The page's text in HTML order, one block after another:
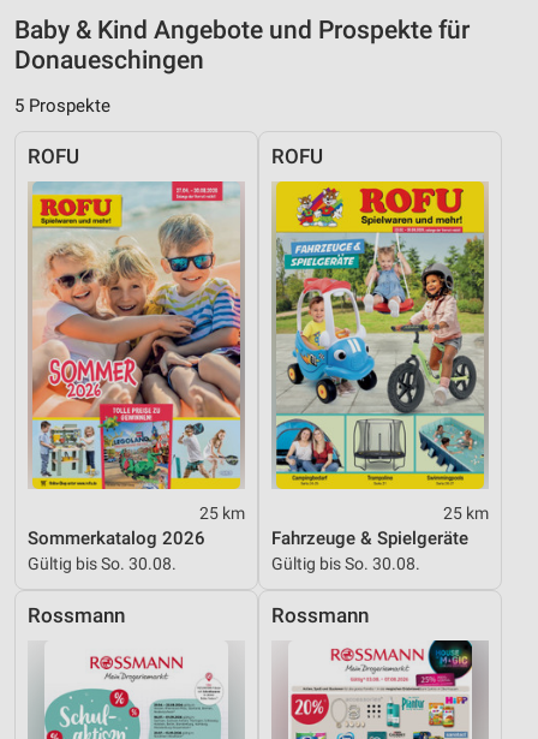
Baby & Kind Angebote und Prospekte für
Donaueschingen
5 Prospekte
ROFU
25 km
Sommerkatalog 2026
Gültig bis So. 30.08.
ROFU
25 km
Fahrzeuge & Spielgeräte
Gültig bis So. 30.08.
Rossmann Rossmann
Entwicklung und Verbesserung der Angebote
Verwendung reduzierter Daten zur Auswahl von
Inhalten
Geräte anhand von aktiv angeforderten
Informationen identifizieren
Nicht-IAB-Verarbeitungszwecke:
Notwendig
Performance
Funktional
Werbung